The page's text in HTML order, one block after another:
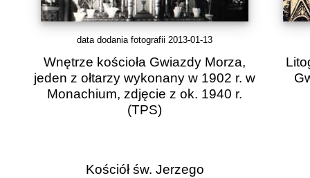
data dodania fotografii 2013-01-13
Wnętrze kościoła Gwiazdy Morza,
jeden z ołtarzy wykonany w 1902 r. w
Monachium, zdjęcie z ok. 1940 r.
(TPS)
Kościół św. Jerzego